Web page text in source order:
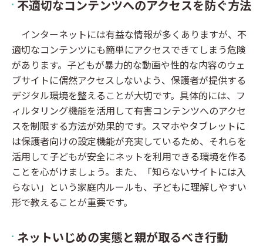
不適切なコンテンツへのアクセスを防ぐ方法
インターネットには有益な情報が多くありますが、不
適切なコンテンツにも簡単にアクセスできてしまう危険
があります。子どもが暴力的な動画や性的な内容のウェ
ブサイトに偶然アクセスしないよう、保護者が提供する
デジタル環境を整えることが大切です。具体的には、フ
ィルタリング機能を活用して有害コンテンツへのアクセ
スを制限する方法が効果的です。スマホやタブレットに
は保護者向けの設定機能が充実しているため、それらを
活用して子どもが安全にネットを利用できる環境を作る
ことを心がけましょう。また、「知らないサイトには入
らない」という家庭内ルールも、子どもに理解しやすい
形で教えることが重要です。
ネットいじめの実態と親が取るべき行動